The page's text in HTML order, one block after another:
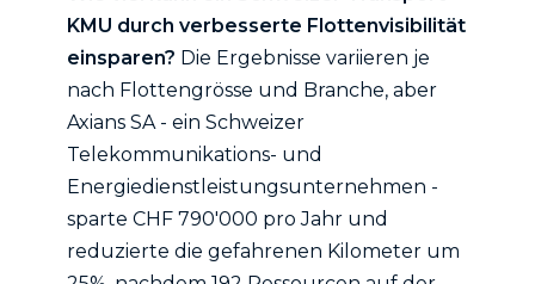
KMU durch verbesserte Flottenvisibilität
einsparen? Die Ergebnisse variieren je
nach Flottengrösse und Branche, aber
Axians SA - ein Schweizer
Telekommunikations- und
Energiedienstleistungsunternehmen -
sparte CHF 790'000 pro Jahr und
reduzierte die gefahrenen Kilometer um